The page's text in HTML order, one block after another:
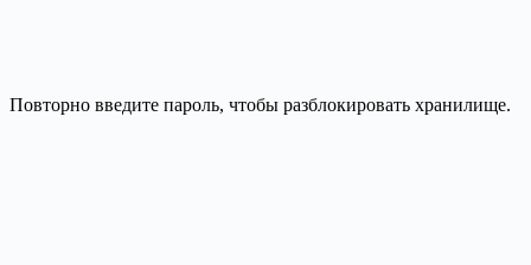
Повторно введите пароль, чтобы разблокировать хранилище.